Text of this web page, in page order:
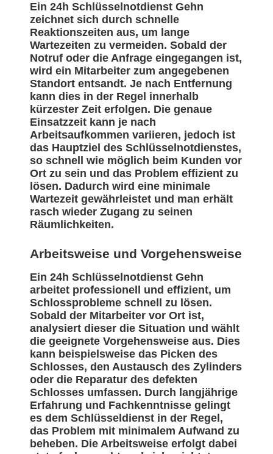
Ein 24h Schlüsselnotdienst Gehn
zeichnet sich durch schnelle
Reaktionszeiten aus, um lange
Wartezeiten zu vermeiden. Sobald der
Notruf oder die Anfrage eingegangen ist,
wird ein Mitarbeiter zum angegebenen
Standort entsandt. Je nach Entfernung
kann dies in der Regel innerhalb
kürzester Zeit erfolgen. Die genaue
Einsatzzeit kann je nach
Arbeitsaufkommen variieren, jedoch ist
das Hauptziel des Schlüsselnotdienstes,
so schnell wie möglich beim Kunden vor
Ort zu sein und das Problem effizient zu
lösen. Dadurch wird eine minimale
Wartezeit gewährleistet und man erhält
rasch wieder Zugang zu seinen
Räumlichkeiten.
Arbeitsweise und Vorgehensweise
Ein 24h Schlüsselnotdienst Gehn
arbeitet professionell und effizient, um
Schlossprobleme schnell zu lösen.
Sobald der Mitarbeiter vor Ort ist,
analysiert dieser die Situation und wählt
die geeignete Vorgehensweise aus. Dies
kann beispielsweise das Picken des
Schlosses, den Austausch des Zylinders
oder die Reparatur des defekten
Schlosses umfassen. Durch langjährige
Erfahrung und Fachkenntnisse gelingt
es dem Schlüsseldienst in der Regel,
das Problem mit minimalem Aufwand zu
beheben. Die Arbeitsweise erfolgt dabei